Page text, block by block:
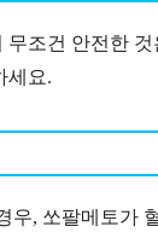
조건 안전한
세요.
우, 쏘팔메토가